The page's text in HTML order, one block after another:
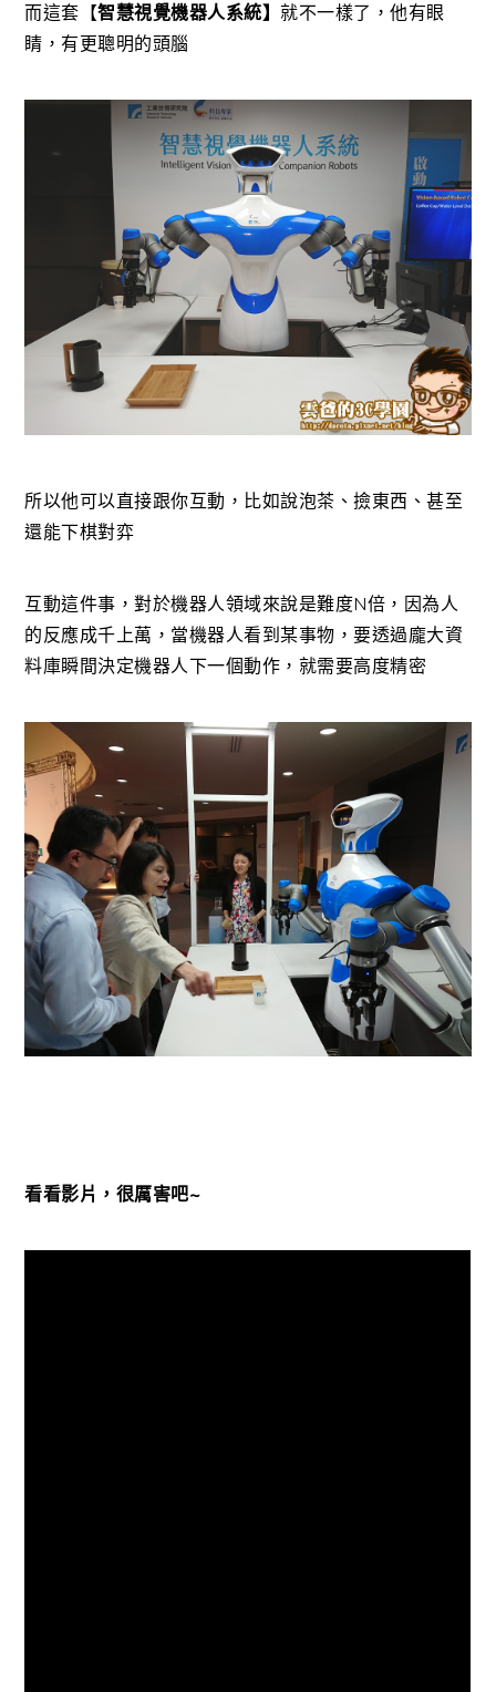
而這套【智慧視覺機器人系統】就不一樣了，他有眼
睛，有更聰明的頭腦
所以他可以直接跟你互動，比如說泡茶、撿東西、甚至
還能下棋對弈
互動這件事，對於機器人領域來說是難度N倍，因為人
的反應成千上萬，當機器人看到某事物，要透過龐大資
料庫瞬間決定機器人下一個動作，就需要高度精密
看看影片，很厲害吧~